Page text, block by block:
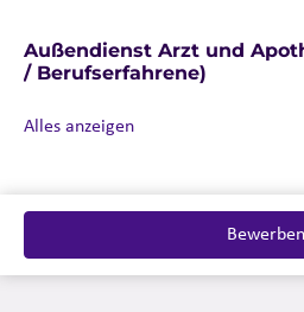
Bewerben
Außendienst Arzt und
/ Berufserfahrene)
Alles anzeigen